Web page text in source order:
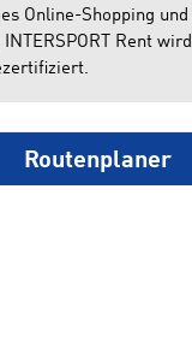
Online-Shopping und
Rent wird
Routenplaner